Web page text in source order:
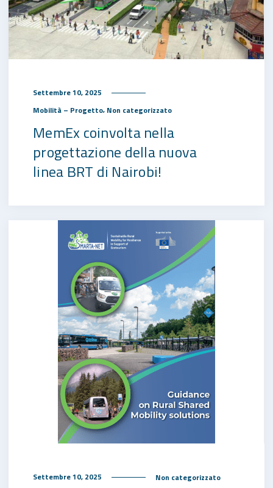
Settembre 10, 2025
Mobilità – Progetto, Non categorizzato
MemEx coinvolta nella
progettazione della nuova
linea BRT di Nairobi!
Settembre 10, 2025 Non categorizzato